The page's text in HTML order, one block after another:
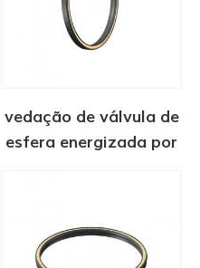
vedação de válvula de
esfera energizada por